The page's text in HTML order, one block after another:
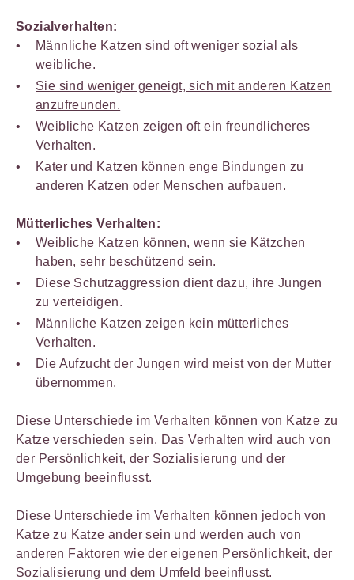
Sozialverhalten:
Männliche Katzen sind oft weniger sozial als
weibliche.
Sie sind weniger geneigt, sich mit anderen Katzen
anzufreunden.
Weibliche Katzen zeigen oft ein freundlicheres
Verhalten.
Kater und Katzen können enge Bindungen zu
anderen Katzen oder Menschen aufbauen.
Mütterliches Verhalten:
Weibliche Katzen können, wenn sie Kätzchen
haben, sehr beschützend sein.
Diese Schutzaggression dient dazu, ihre Jungen
zu verteidigen.
Männliche Katzen zeigen kein mütterliches
Verhalten.
Die Aufzucht der Jungen wird meist von der Mutter
übernommen.
Diese Unterschiede im Verhalten können von Katze zu
Katze verschieden sein. Das Verhalten wird auch von
der Persönlichkeit, der Sozialisierung und der
Umgebung beeinflusst.
Diese Unterschiede im Verhalten können jedoch von
Katze zu Katze ander sein und werden auch von
anderen Faktoren wie der eigenen Persönlichkeit, der
Sozialisierung und dem Umfeld beeinflusst.